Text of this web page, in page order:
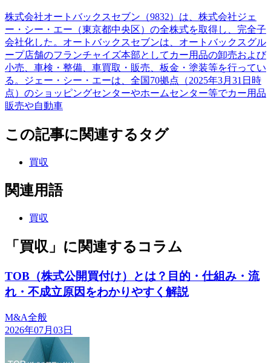
株式会社オートバックスセブン（9832）は、株式会社ジェ
ー・シー・エー（東京都中央区）の全株式を取得し、完全子
会社化した。オートバックスセブンは、オートバックスグル
ープ店舗のフランチャイズ本部としてカー用品の卸売および
小売、車検・整備、車買取・販売、板金・塗装等を行ってい
る。ジェー・シー・エーは、全国70拠点（2025年3月31日時
点）のショッピングセンターやホームセンター等でカー用品
販売や自動車
この記事に関連するタグ
買収
関連用語
買収
「買収」に関連するコラム
TOB（株式公開買付け）とは？目的・仕組み・流
れ・不成立原因をわかりやすく解説
M&A全般
2026年07月03日